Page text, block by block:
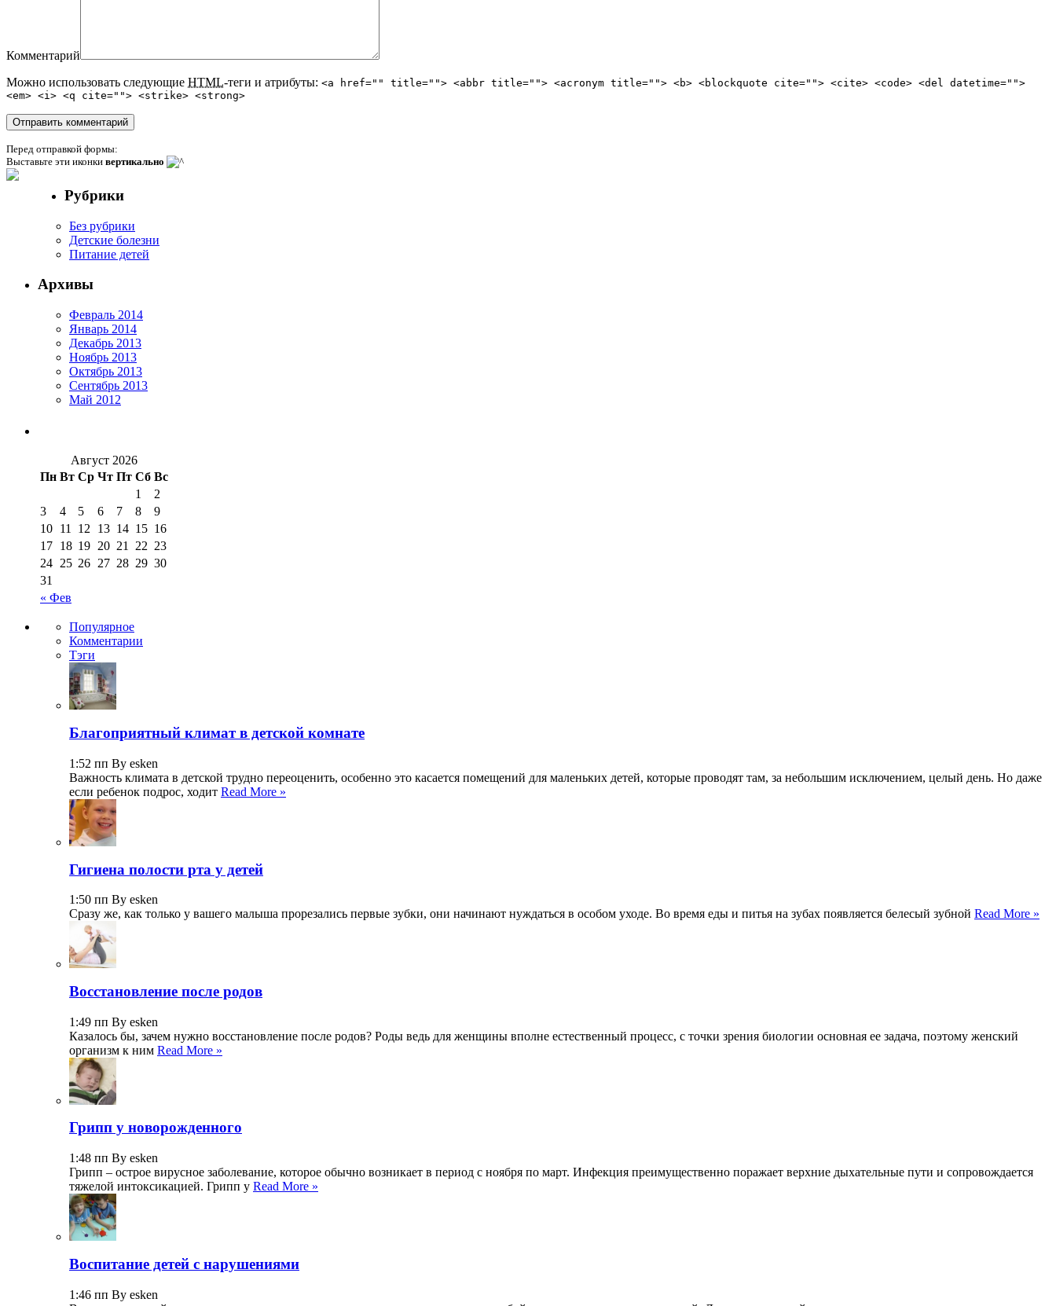
Комментарий
Можно использовать следующие HTML-теги и атрибуты: <a href="" title=""> <abbr title=""> <acronym title=""> <b> <blockquote cite=""> <cite> <code> <del datetime="">
<em> <i> <q cite=""> <strike> <strong>
Перед отправкой формы:
Выставьте эти иконки вертикально
Рубрики
Без рубрики
Детские болезни
Питание детей
Архивы
Февраль 2014
Январь 2014
Декабрь 2013
Ноябрь 2013
Октябрь 2013
Сентябрь 2013
Май 2012
Август 2026
Пн Вт Ср Чт Пт Сб Вс
« Фев
1
2
3
4 5 6 7 8
9
10 11 12 13 14 15 16
17 18 19 20 21 22 23
24 25 26 27 28 29 30
31
Популярное
Комментарии
Тэги
Благоприятный климат в детской комнате
1:52 пп By esken
Важность климата в детской трудно переоценить, особенно это касается помещений для маленьких детей, которые проводят там, за небольшим исключением, целый день. Но даже
если ребенок подрос, ходит Read More »
Гигиена полости рта у детей
1:50 пп By esken
Сразу же, как только у вашего малыша прорезались первые зубки, они начинают нуждаться в особом уходе. Во время еды и питья на зубах появляется белесый зубной Read More »
Восстановление после родов
1:49 пп By esken
Казалось бы, зачем нужно восстановление после родов? Роды ведь для женщины вполне естественный процесс, с точки зрения биологии основная ее задача, поэтому женский
организм к ним Read More »
Грипп у новорожденного
1:48 пп By esken
Грипп – острое вирусное заболевание, которое обычно возникает в период с ноября по март. Инфекция преимущественно поражает верхние дыхательные пути и сопровождается
тяжелой интоксикацией. Грипп у Read More »
Воспитание детей с нарушениями
1:46 пп By esken